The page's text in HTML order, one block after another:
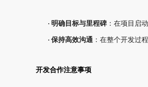
· 明确目标与里程碑 ：在项目启
· 保持高效沟通 ：在整个开发过
开发合作注意事项